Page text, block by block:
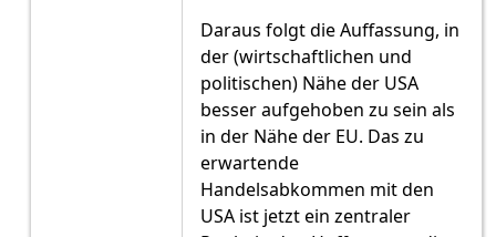
Daraus folgt die Auffassung, in
der (wirtschaftlichen und
politischen) Nähe der USA
besser aufgehoben zu sein als
in der Nähe der EU. Das zu
erwartende
Handelsabkommen mit den
USA ist jetzt ein zentraler